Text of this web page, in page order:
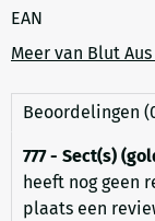
EAN
Meer van Blut Aus
Beoordelingen
777 - Sect(s)
heeft nog geen
plaats een